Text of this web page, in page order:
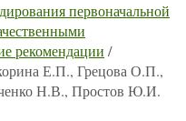
первоначальной
рекомендации /
Е.П., Грецова О.П.,
Н.В., Простов Ю.И.